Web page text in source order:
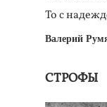
То с
Валерий
СТРОФЫ